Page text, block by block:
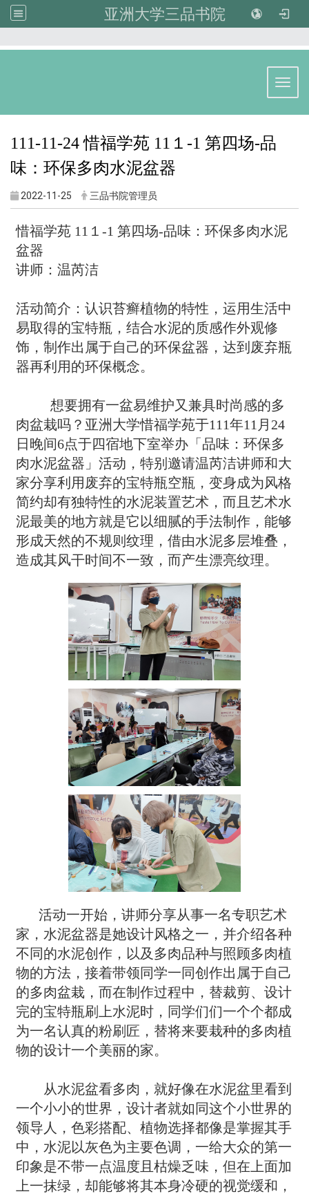
亚洲大学三品书院
111-11-24 惜福学苑 11１-1 第四场-品
味：环保多肉水泥盆器
2022-11-25 三品书院管理员
惜福学苑 11１-1 第四场-品味：环保多肉水泥
盆器
讲师：温芮洁
活动简介：认识苔癣植物的特性，运用生活中
易取得的宝特瓶，结合水泥的质感作外观修
饰，制作出属于自己的环保盆器，达到废弃瓶
器再利用的环保概念。
想要拥有一盆易维护又兼具时尚感的多
肉盆栽吗？ 亚洲大学惜福学苑于111年11月24
日晚间6点于四宿地下室举办「品味：环保多
肉水泥盆器」活动，特别邀请温芮洁讲师和大
家分享利用废弃的宝特瓶空瓶，变身成为风格
简约却有独特性的水泥装置艺术，而且艺术水
泥最美的地方就是它以细腻的手法制作，能够
形成天然的不规则纹理，借由水泥多层堆叠，
造成其风干时间不一致，而产生漂亮纹理。
活动一开始，讲师分享从事一名专职艺术
家，水泥盆器是她设计风格之一，并介绍各种
不同的水泥创作，以及多肉品种与照顾多肉植
物的方法，接着带领同学一同创作出属于自己
的多肉盆栽，而在制作过程中，替裁剪、设计
完的宝特瓶刷上水泥时，同学们们一个个都成
为一名认真的粉刷匠，替将来要栽种的多肉植
物的设计一个美丽的家。
从水泥盆看多肉，就好像在水泥盆里看到
一个小小的世界，设计者就如同这个小世界的
领导人，色彩搭配、植物选择都像是掌握其手
中，水泥以灰色为主要色调，一给大众的第一
印象是不带一点温度且枯燥乏味，但在上面加
上一抹绿，却能够将其本身冷硬的视觉缓和，